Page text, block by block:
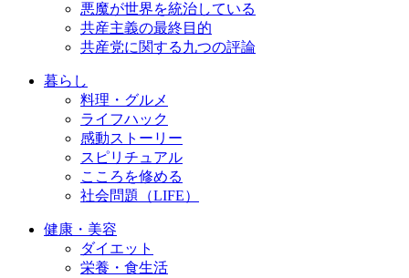
悪魔が世界を統治している
共産主義の最終目的
共産党に関する九つの評論
暮らし
料理・グルメ
ライフハック
感動ストーリー
スピリチュアル
こころを修める
社会問題（LIFE）
健康・美容
ダイエット
栄養・食生活